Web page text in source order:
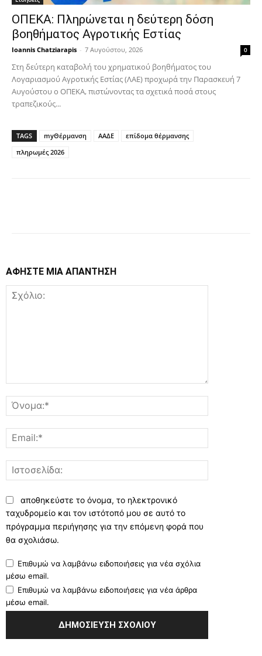
ΟΠΕΚΑ: Πληρώνεται η δεύτερη δόση
βοηθήματος Αγροτικής Εστίας
Ioannis Chatziarapis - 7 Αυγούστου, 2026 0
Στη δεύτερη καταβολή του χρηματικού βοηθήματος του
Λογαριασμού Αγροτικής Εστίας (ΛΑΕ) προχωρά την Παρασκευή 7
Αυγούστου ο ΟΠΕΚΑ, πιστώνοντας τα σχετικά ποσά στους
τραπεζικούς...
TAGS myΘέρμανση ΑΑΔΕ
επίδομα θέρμανσης
πληρωμές 2026
ΑΦΗΣΤΕ ΜΙΑ ΑΠΑΝΤΗΣΗ
αποθηκεύστε το όνομα, το ηλεκτρονικό
ταχυδρομείο και τον ιστότοπό μου σε αυτό το
πρόγραμμα περιήγησης για την επόμενη φορά που
θα σχολιάσω.
Επιθυμώ να λαμβάνω ειδοποιήσεις για νέα σχόλια
μέσω email.
Επιθυμώ να λαμβάνω ειδοποιήσεις για νέα άρθρα
μέσω email.